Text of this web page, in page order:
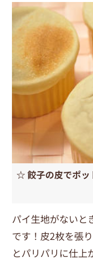
☆ 餃子の皮でポッ
パイ生地がないと
です！皮2枚を張
とパリパリに仕上